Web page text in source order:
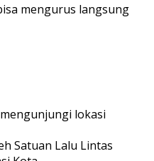
mengurus langsung
lokasi
Satuan Lalu Lintas